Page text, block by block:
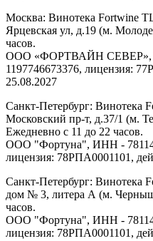
Москва: Винотека Fortwine
Ярцевская ул, д.19 (м.
часов.
ООО «ФОРТВАЙН СЕВЕР»,
1197746673376, лицензия:
25.08.2027
Санкт-Петербург: Винотека
Московский пр-т, д.37/1 (м.
Ежедневно с 11 до 22 часов.
ООО "Фортуна", ИНН -
лицензия: 78РПА0001101,
Санкт-Петербург: Винотека
дом № 3, литера А (м.
часов.
ООО "Фортуна", ИНН -
лицензия: 78РПА0001101,